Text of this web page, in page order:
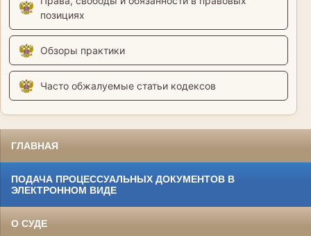
позициях
Обзоры практики
Часто обжалуемые статьи кодексов
ГЛАВНАЯ
ПОДАЧА ПРОЦЕССУАЛЬНЫХ ДОКУМЕНТОВ В
ЭЛЕКТРОННОМ ВИДЕ
О СУДЕ